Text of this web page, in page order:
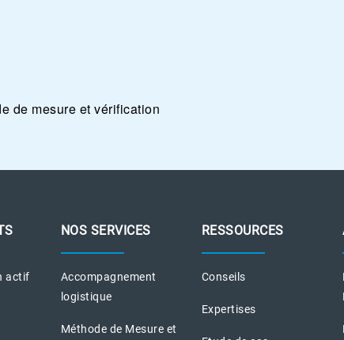
actif
NOS SERVICES
Accompagnement
logistique
Méthode de Mesure et
RESSOURCES
Conseils
Expertises